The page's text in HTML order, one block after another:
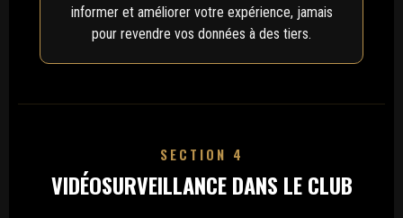
informer et améliorer votre expérience, jamais
pour revendre vos données à des tiers.
SECTION 4
VIDÉOSURVEILLANCE DANS LE CLUB